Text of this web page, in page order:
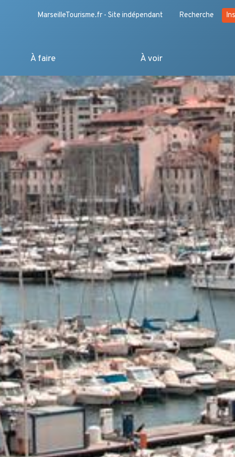
MarseilleTourisme.fr - Site indépendant Recherche
À faire À voir